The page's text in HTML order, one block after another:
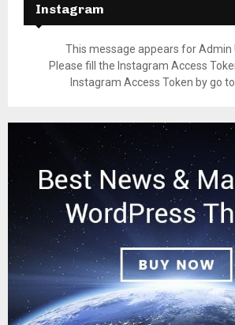
Instagram
This message appears for Admin
Please fill the Instagram Access
Instagram Access Token by go to